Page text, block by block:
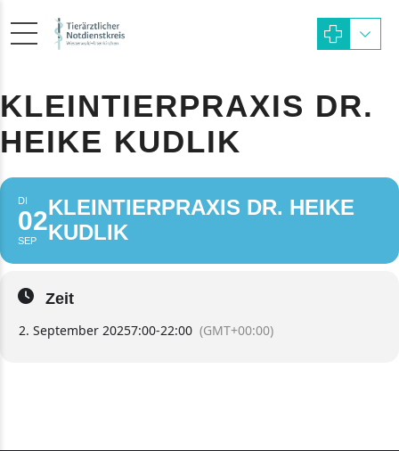
KLEINTIERPRAXIS DR.
HEIKE KUDLIK
DI
02
SEP
KLEINTIERPRAXIS DR. HEIKE
KUDLIK
Zeit
2. September 20257:00-22:00 (GMT+00:00)